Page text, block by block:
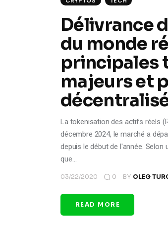
Délivrance
du monde
principales
majeurs et
La tokenisation des actifs réels
décembre 2024, le marché a
depuis le début de l'année.
que…
03/22/2020 0 BY OLEG
READ MORE